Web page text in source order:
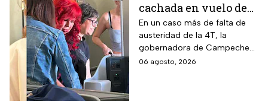
cachada en vuelo de
primera clase rumbo a
Madrid: ¿Y la
austeridad?
En un caso más de falta de
austeridad de la 4T, la
gobernadora de Campeche
fue captada arribando al viejo
06 agosto, 2026